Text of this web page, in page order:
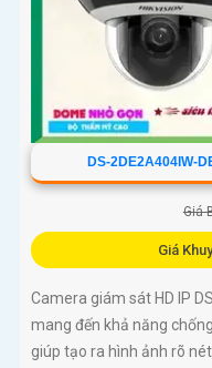
DS-2DE2A404IW-
Giá
Giá
Camera giám sát HD IP
mang đến khả năng
giúp tạo ra hình ảnh rõ